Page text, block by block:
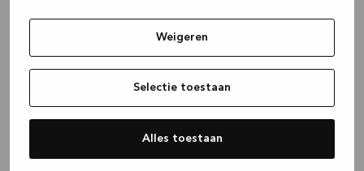
Weigeren
Selectie toestaan
Alles toestaan
(see the browser console for more
information).